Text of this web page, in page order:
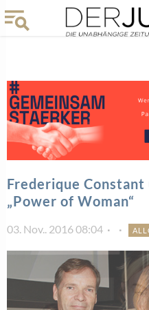
Frederique
„Power of Woman“
03. Nov.. 2016 08:04